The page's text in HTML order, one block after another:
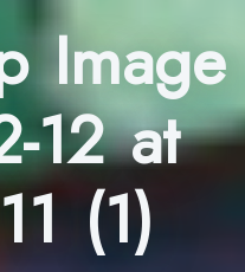
Image
12 at
(1)